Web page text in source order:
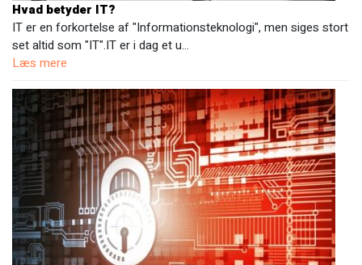
Hvad betyder IT?
IT er en forkortelse af "Informationsteknologi", men siges stort
set altid som "IT".IT er i dag et u…
Læs mere